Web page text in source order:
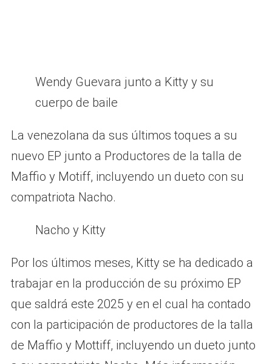
Wendy Guevara junto a Kitty y su
cuerpo de baile
La venezolana da sus últimos toques a su
nuevo EP junto a Productores de la talla de
Maffio y Motiff, incluyendo un dueto con su
compatriota Nacho.
Nacho y Kitty
Por los últimos meses, Kitty se ha dedicado a
trabajar en la producción de su próximo EP
que saldrá este 2025 y en el cual ha contado
con la participación de productores de la talla
de Maffio y Mottiff, incluyendo un dueto junto